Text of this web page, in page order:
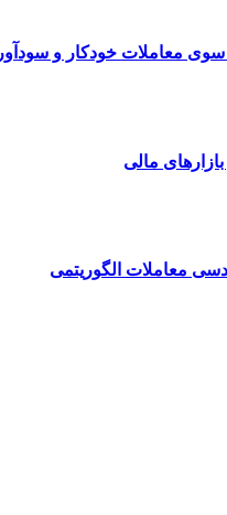
معاملات خودکار و سودآور
مالی
معاملات الگوریتمی